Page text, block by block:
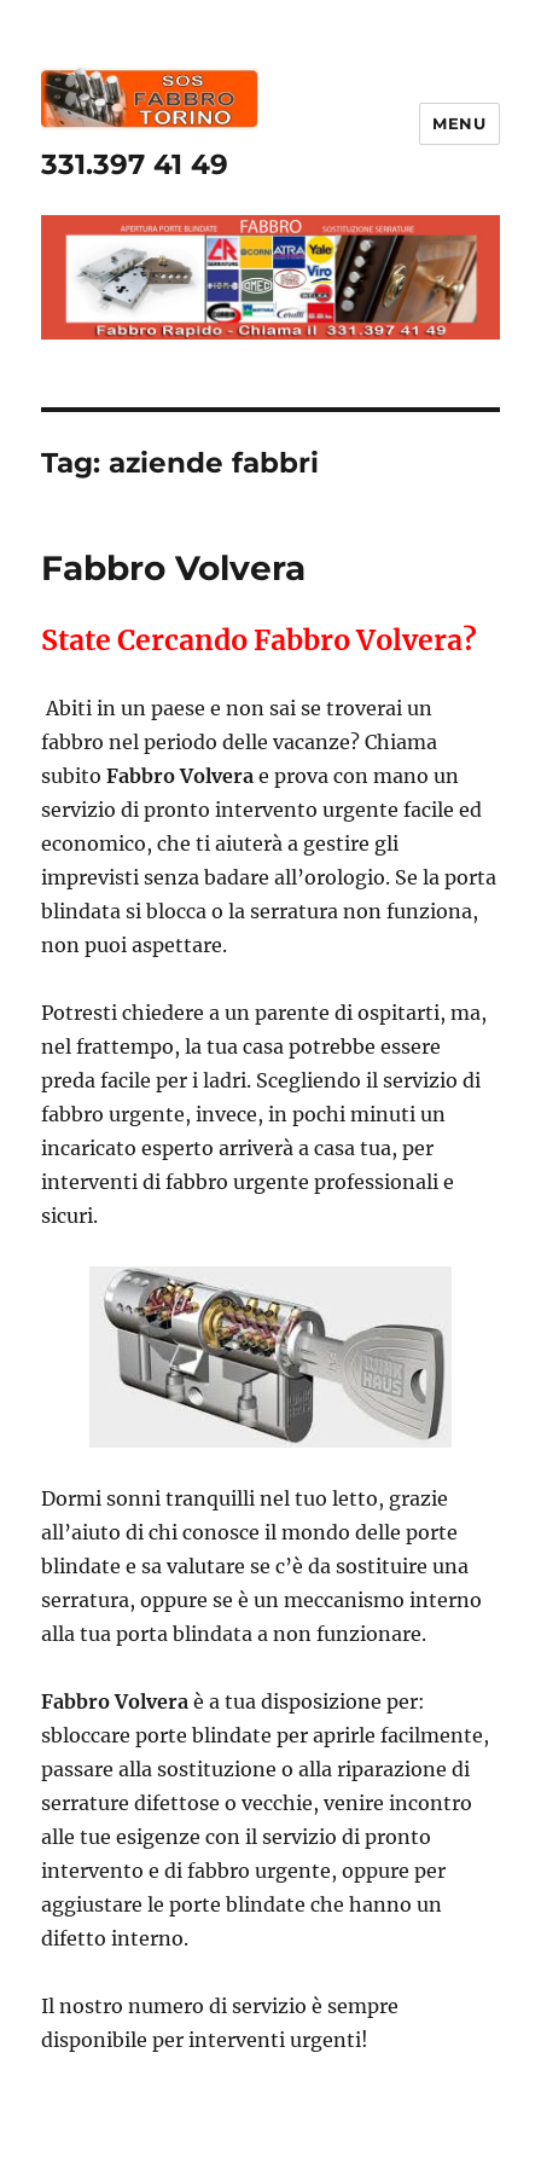
331.397 41 49
MENU
Tag:aziende fabbri
Fabbro Volvera
State Cercando Fabbro Volvera?
Abiti in un paese e non sai se troverai un
fabbro nel periodo delle vacanze? Chiama
subitoFabbro Volvera e prova con mano un
servizio di pronto intervento urgente facile ed
economico, che ti aiuterà a gestire gli
imprevisti senza badare all’orologio. Se la porta
blindata si blocca o la serratura non funziona,
non puoi aspettare.
Potresti chiedere a un parente di ospitarti, ma,
nel frattempo, la tua casa potrebbe essere
preda facile per i ladri. Scegliendo il servizio di
fabbro urgente, invece, in pochi minuti un
incaricato esperto arriverà a casa tua, per
interventi di fabbro urgente professionali e
sicuri.
Dormi sonni tranquilli nel tuo letto, grazie
all’aiuto di chi conosce il mondo delle porte
blindate e sa valutare se c’è da sostituire una
serratura, oppure se è un meccanismo interno
alla tua porta blindata a non funzionare.
Fabbro Volvera è a tua disposizione per:
sbloccare porte blindate per aprirle facilmente,
passare alla sostituzione o alla riparazione di
serrature difettose o vecchie, venire incontro
alle tue esigenze con il servizio di pronto
intervento e di fabbro urgente, oppure per
aggiustare le porte blindate che hanno un
difetto interno.
Il nostro numero di servizio è sempre
disponibile per interventi urgenti!